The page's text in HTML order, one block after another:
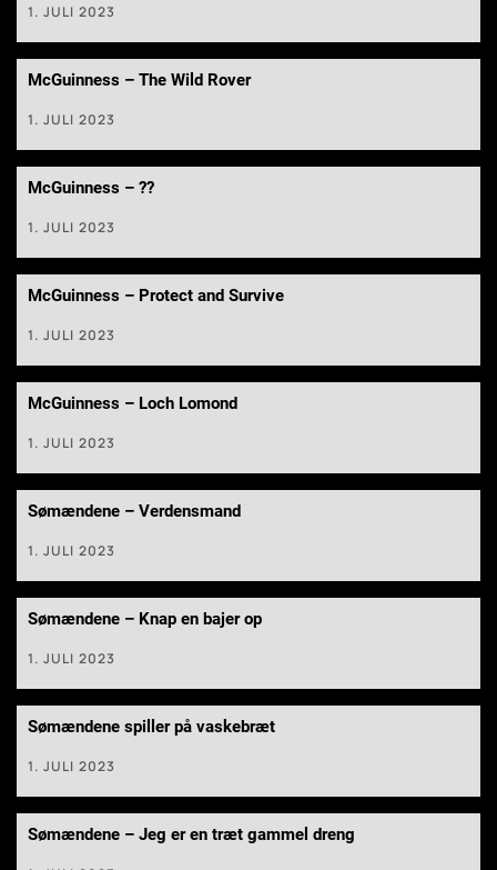
1. JULI 2023
McGuinness – The Wild Rover
1. JULI 2023
McGuinness – ??
1. JULI 2023
McGuinness – Protect and Survive
1. JULI 2023
McGuinness – Loch Lomond
1. JULI 2023
Sømændene – Verdensmand
1. JULI 2023
Sømændene – Knap en bajer op
1. JULI 2023
Sømændene spiller på vaskebræt
1. JULI 2023
Sømændene – Jeg er en træt gammel dreng